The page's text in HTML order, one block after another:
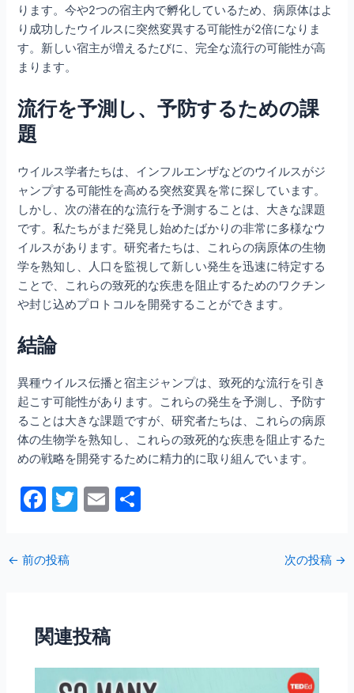
ります。今や2つの宿主内で孵化しているため、病原体はよ
り成功したウイルスに突然変異する可能性が2倍になりま
す。新しい宿主が増えるたびに、完全な流行の可能性が高
まります。
流行を予測し、予防するための課
題
ウイルス学者たちは、インフルエンザなどのウイルスがジ
ャンプする可能性を高める突然変異を常に探しています。
しかし、次の潜在的な流行を予測することは、大きな課題
です。私たちがまだ発見し始めたばかりの非常に多様なウ
イルスがあります。研究者たちは、これらの病原体の生物
学を熟知し、人口を監視して新しい発生を迅速に特定する
ことで、これらの致死的な疾患を阻止するためのワクチン
や封じ込めプロトコルを開発することができます。
結論
異種ウイルス伝播と宿主ジャンプは、致死的な流行を引き
起こす可能性があります。これらの発生を予測し、予防す
ることは大きな課題ですが、研究者たちは、これらの病原
体の生物学を熟知し、これらの致死的な疾患を阻止するた
めの戦略を開発するために精力的に取り組んでいます。
F
c
e
o
o
k
T
E
← 前の投稿 次の投稿 →
関連投稿